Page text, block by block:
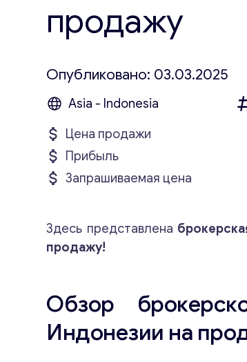
продажу
Опубликовано: 03.03.2025
Asia - Indonesia
Цена продажи
Прибыль
Запрашиваемая цена
Здесь представлена
продажу!
Обзор
Индонезии на